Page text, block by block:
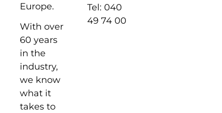
Europe.
With over
60 years
in the
industry,
we know
what it
takes to
Tel: 040
49 74 00